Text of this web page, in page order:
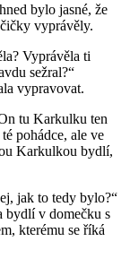
bylo jasné, že
vyprávěly.
Vyprávěla ti
sežral?“
vypravovat.
tu Karkulku ten
pohádce, ale ve
Karkulkou bydlí,
jak to tedy bylo?“
bydlí v domečku s
kterému se říká